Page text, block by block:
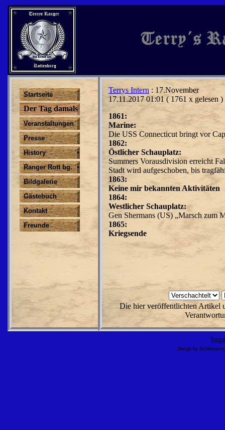
Startseite
Der Tag damals
Veranstaltungen
Presse
History
Ranger Rott bg.
Bildgalerie
Gästebuch
Kontakt
Freunde
Terrys Intern : 17.November
17.11.2017 01:01 ( 1761 x gelesen )
1861:
Marine:
Die USS Connecticut bringt vor
1862:
Östlicher Schauplatz:
Summers Vorausdivision erreicht
Stadt wird aufgeschoben, bis
1863:
Keine mir bekannten Aktivitäten
1864:
Westlicher Schauplatz:
Gen Shermans (US) „Marsch zum
1865:
Kriegsende
Die hier veröffentlichten Artikel
Design by